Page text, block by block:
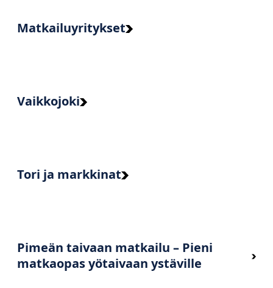
Matkailuyritykset
Vaikkojoki
Tori ja markkinat
Pimeän taivaan matkailu – Pieni
matkaopas yötaivaan ystäville